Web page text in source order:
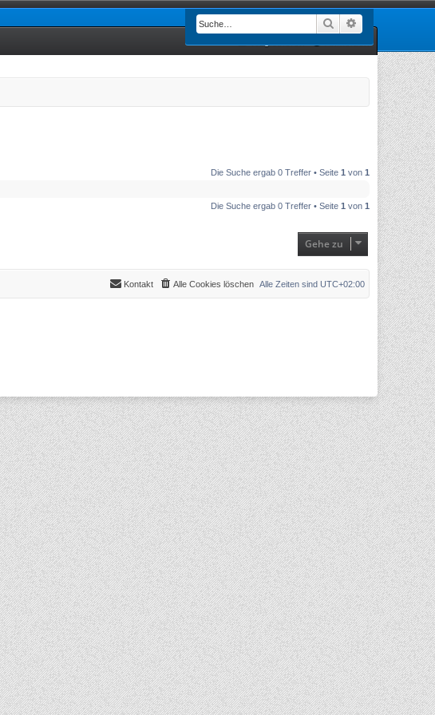
Suche
Die Suche ergab 0 Treffer • Seite 1 von 1
Die Suche ergab 0 Treffer • Seite 1 von 1
Gehe zu
Alle Zeiten sind UTC+02:00
Alle Cookies löschen
Kontakt